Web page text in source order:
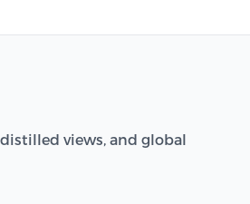
views, and global